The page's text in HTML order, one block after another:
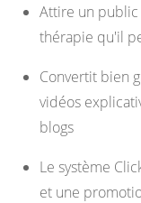
Attire un public
thérapie qu'il
Convertit bien
vidéos
blogs
Le système
et une